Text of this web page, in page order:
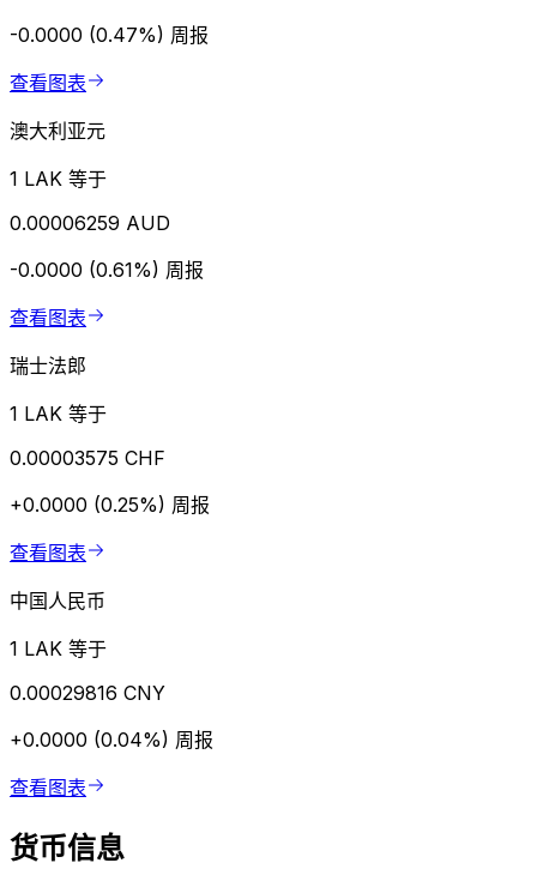
-0.0000 (0.47%) 周报
查看图表
澳大利亚元
1 LAK 等于
0.00006259 AUD
-0.0000 (0.61%) 周报
查看图表
瑞士法郎
1 LAK 等于
0.00003575 CHF
+0.0000 (0.25%) 周报
查看图表
中国人民币
1 LAK 等于
0.00029816 CNY
+0.0000 (0.04%) 周报
查看图表
货币信息